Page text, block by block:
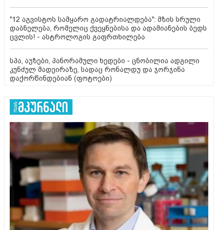
"12 აგვისტოს სამყარო გადატრიალდება": მზის სრული
დაბნელება, რომელიც ქვეყნებისა და ადამიანების ბედს
ცვლის! - ასტროლოგის გაფრთხილება
სპა, აუზები, პანორამული ხედები - ცნობილია ადგილი
კუნძულ მადეირაზე, სადაც რონალდუ და ჯორჯინა
დაქორწინდებიან (ფოტოები)